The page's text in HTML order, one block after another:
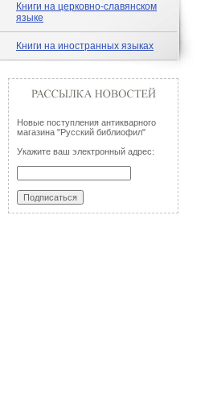
Книги на церковно-славянском
языке
Книги на иностранных языках
Новые поступления антикварного
магазина "Русский библиофил"
Укажите ваш электронный адрес: